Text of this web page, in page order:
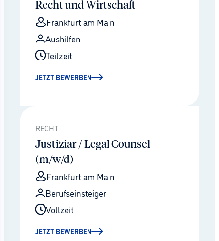
Recht und Wirtschaft
Frankfurt am Main
Aushilfen
Teilzeit
JETZT BEWERBEN
RECHT
Justiziar / Legal Counsel
(m/w/d)
Frankfurt am Main
Berufseinsteiger
Vollzeit
JETZT BEWERBEN